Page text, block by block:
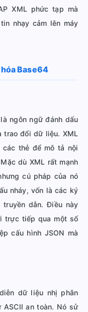
XML phức tạp mà
nhạy cảm lên máy
Base64
ngôn ngữ đánh dấu
trao đổi dữ liệu. XML
thẻ để mô tả nội
dù XML rất mạnh
cú pháp của nó
nháy, vốn là các ký
dẫn. Điều này
trực tiếp qua một số
cấu hình JSON mà
dữ liệu nhị phân
an toàn. Nó sử